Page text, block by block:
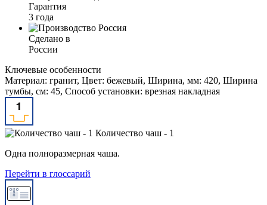
Гарантия
3 года
Сделано в
России
Ключевые особенности
Материал: гранит, Цвет: бежевый, Ширина, мм: 420, Ширина
тумбы, см: 45, Способ установки: врезная накладная
Количество чаш - 1
Одна полноразмерная чаша.
Перейти в глоссарий